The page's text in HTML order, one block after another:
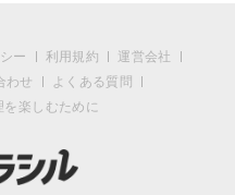
ー 利用規約
運営会社
わせ
よくある質問
を楽しむために